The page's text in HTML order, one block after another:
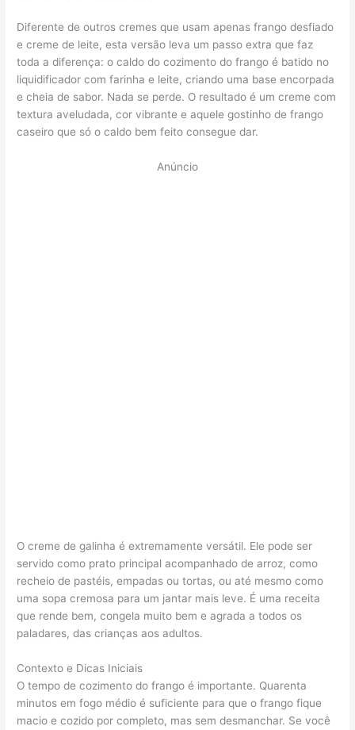
Diferente de outros cremes que usam apenas frango desfiado
e creme de leite, esta versão leva um passo extra que faz
toda a diferença: o caldo do cozimento do frango é batido no
liquidificador com farinha e leite, criando uma base encorpada
e cheia de sabor. Nada se perde. O resultado é um creme com
textura aveludada, cor vibrante e aquele gostinho de frango
caseiro que só o caldo bem feito consegue dar.
Anúncio
O creme de galinha é extremamente versátil. Ele pode ser
servido como prato principal acompanhado de arroz, como
recheio de pastéis, empadas ou tortas, ou até mesmo como
uma sopa cremosa para um jantar mais leve. É uma receita
que rende bem, congela muito bem e agrada a todos os
paladares, das crianças aos adultos.
Contexto e Dicas Iniciais
O tempo de cozimento do frango é importante. Quarenta
minutos em fogo médio é suficiente para que o frango fique
macio e cozido por completo, mas sem desmanchar. Se você